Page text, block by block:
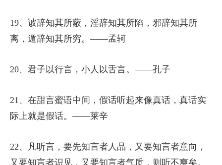
19、诐辞知其所蔽，淫辞知其所陷，邪辞知其所
离，遁辞知其所穷。——孟轲
20、君子以行言，小人以舌言。——孔子
21、在甜言蜜语中间，假话听起来像真话，真话实
际上就是假话。——莱辛
22、凡听言，要先知言者人品，又要知言者意向，
又要知言者识见，又要知言者气质，则听不爽矣。